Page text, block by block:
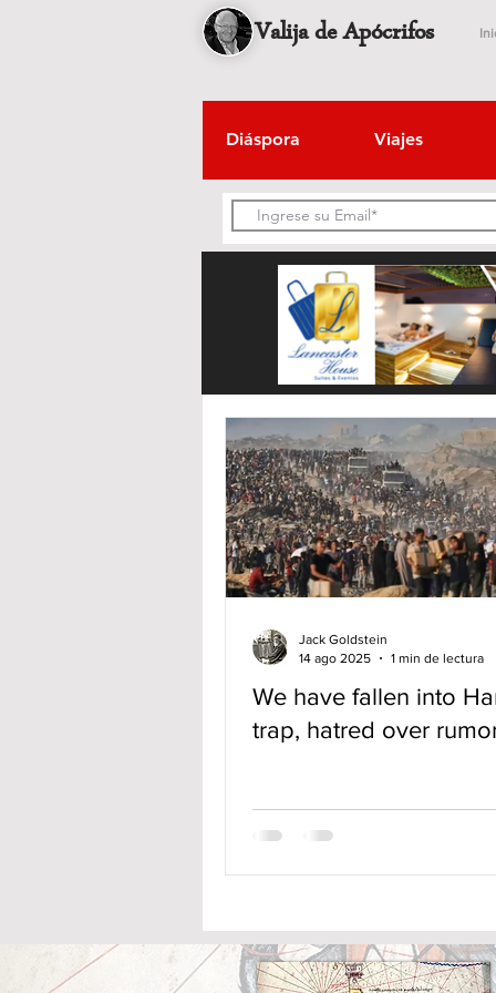
Valija de Apócrifos
Diáspora Viajes
We have fallen into
trap, hatred over
Jack Goldstein
14 ago 2025
1 min de lectura